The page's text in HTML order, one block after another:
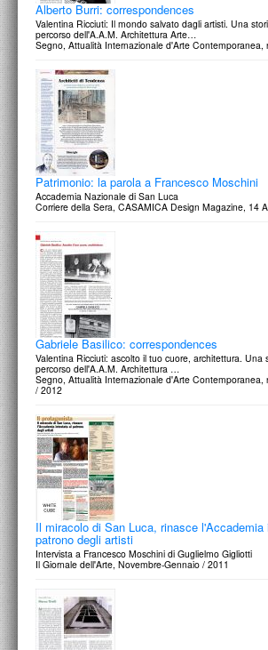
Alberto Burri: correspondences
Valentina Ricciuti: Il mondo salvato dagli artisti. Una
percorso dell'A.A.M. Architettura Arte…
Segno, Attualità Internazionale d'Arte
Patrimonio: la parola a Francesco Moschini
Accademia Nazionale di San Luca
Corriere della Sera, CASAMICA Design Magazine, 14
Gabriele Basilico: correspondences
Valentina Ricciuti: ascolto il tuo cuore, architettura. Una
percorso dell'A.A.M. Architettura …
Segno, Attualità Internazionale d'Arte Contemporanea,
/ 2012
Il miracolo di San Luca, rinasce l'Accademia
patrono degli artisti
Intervista a Francesco Moschini di Guglielmo Gigliotti
Il Giornale dell'Arte, Novembre-Gennaio / 2011